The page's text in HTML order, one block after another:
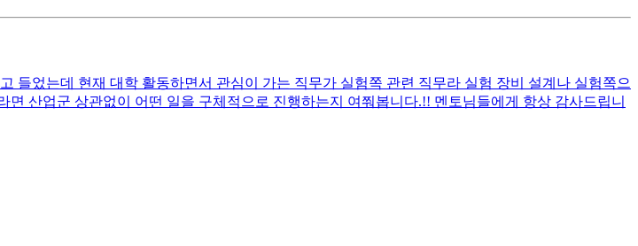
들었는데 현재 대학 활동하면서 관심이 가는 직무가 실험쪽 관련 직무라 실험 장비 설계나 실험쪽으
산업군 상관없이 어떤 일을 구체적으로 진행하는지 여쭤봅니다.!! 멘토님들에게 항상 감사드립니